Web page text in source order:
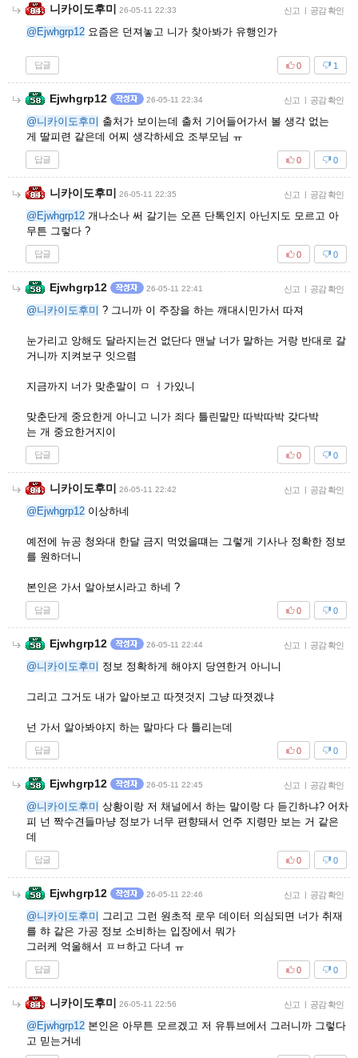
니카이도후미 26-05-11 22:33 신고 공감 확인
@Ejwhgrp12 요즘은 던져놓고 니가 찾아봐가 유행인가
답글 1
0
Ejwhgrp12 26-05-11 22:34 신고 공감 확인
@니카이도후미 출처가 보이는데 출처 기어들어가서 볼 생각 없는
게 딸피련 같은데 어찌 생각하세요 조부모님 ㅠ
답글 0
0
니카이도후미 26-05-11 22:35 신고 공감 확인
@Ejwhgrp12 개나소나 써 갈기는 오픈 단톡인지 아닌지도 모르고 아
무튼 그렇다 ?
답글 0
0
Ejwhgrp12 26-05-11 22:41 신고 공감 확인
@니카이도후미 ? 그니까 이 주장을 하는 깨대시민가서 따져
눈가리고 앙해도 달라지는건 없단다 맨날 너가 말하는 거랑 반대로 갈
거니까 지켜보구 잇으렴
지금까지 너가 맞춘말이 ㅁ ㅓ가있니
맞춘단게 중요한게 아니고 니가 죄다 틀린말만 따박따박 갖다박
는 개 중요한거지이
답글 0
0
니카이도후미 26-05-11 22:42 신고 공감 확인
@Ejwhgrp12 이상하네
예전에 뉴공 청와대 한달 금지 먹었을떄는 그렇게 기사나 정확한 정보
를 원하더니
본인은 가서 알아보시라고 하네 ?
답글 0
0
Ejwhgrp12 26-05-11 22:44 신고 공감 확인
@니카이도후미 정보 정확하게 해야지 당연한거 아니니
그리고 그거도 내가 알아보고 따졋것지 그냥 따졋겠냐
넌 가서 알아봐야지 하는 말마다 다 틀리는데
답글 0
0
Ejwhgrp12 26-05-11 22:45 신고 공감 확인
@니카이도후미 상황이랑 저 채널에서 하는 말이랑 다 듣긴하냐? 어차
피 넌 짝수견들마냥 정보가 너무 편향돼서 언주 지령만 보는 거 같은
데
답글 0
0
Ejwhgrp12 26-05-11 22:46 신고 공감 확인
@니카이도후미 그리고 그런 원초적 로우 데이터 의심되면 너가 취재
를 햐 같은 가공 정보 소비하는 입장에서 뭐가
그러케 억울해서 ㅍㅂ하고 다녀 ㅠ
답글 0
0
니카이도후미 26-05-11 22:56 신고 공감 확인
@Ejwhgrp12 본인은 아무튼 모르겠고 저 유튜브에서 그러니까 그렇다
고 믿는거네